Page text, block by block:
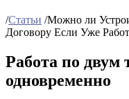
/Статьи /Можно ли
Договору Если Уже
Работа по
одновременно